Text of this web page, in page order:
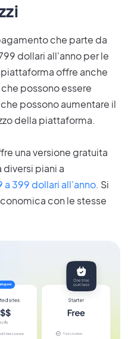
che parte da
dollari all'anno per le
offre anche
possono essere
possono aumentare il
della piattaforma.
una versione gratuita
piani a
a 399 dollari all'anno. Si
con le stesse